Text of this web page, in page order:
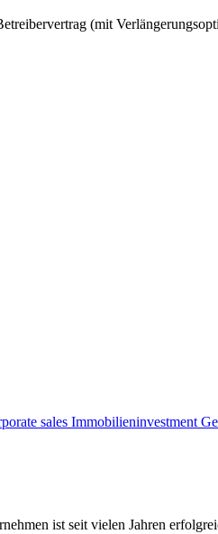
(mit
ist seit vielen Jahren